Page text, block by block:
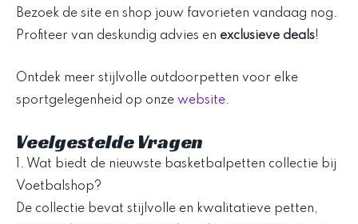
Bezoek de site en shop jouw favorieten vandaag nog.
Profiteer van deskundig advies en exclusieve deals!
Ontdek meer stijlvolle outdoorpetten voor elke
sportgelegenheid op onze website.
Veelgestelde Vragen
1. Wat biedt de nieuwste basketbalpetten collectie bij
Voetbalshop?
De collectie bevat stijlvolle en kwalitatieve petten,